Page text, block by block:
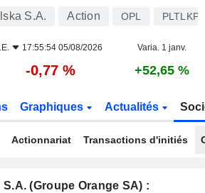
S.A. Action OPL
17:55:54 05/08/2026 Varia. 1 janv.
-0,77 % +52,65 %
Graphiques Actualités
Actionnariat Transactions d'initiés
(Groupe Orange SA) :